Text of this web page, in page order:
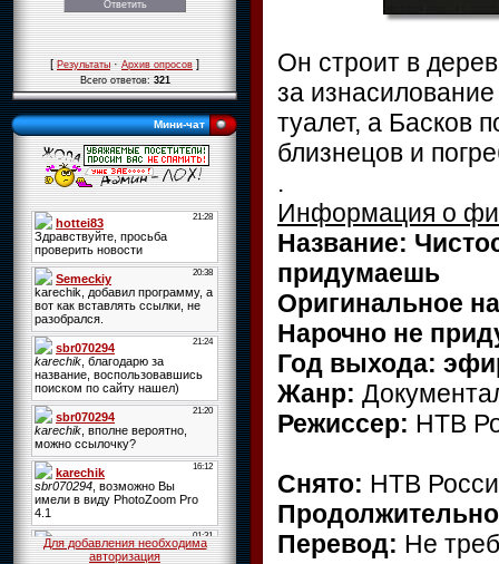
[Результаты·Архив опросов]
Всего ответов:321
Мини-чат
Для добавления необходима
авторизация
Он строит в
за
туалет, а Басков
близнецов и
.
Информация о
Название:
придумаешь
Оригинальное
Нарочно не
Год выхода:
Жанр:
Режиссер: НТВ
Снято: НТВ
Перевод: Не